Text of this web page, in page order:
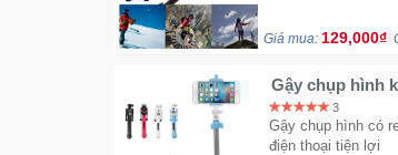
Giá mua: 129,000₫
Gậy chụp hình
3
Gậy chụp hình có
điện thoại tiện lợi